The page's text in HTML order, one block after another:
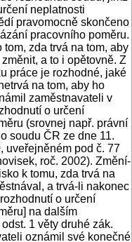
neplatnosti
pravomocně skončeno
pracovního poměru.
zda trvá na tom, aby
a to i opětovně. Z
práce je rozhodné, jaké
na tom, aby ho
zaměstnavateli v
o určení
(srovnej např. právní
soudu ČR ze dne 11.
uveřejněném pod č. 77
roč. 2002). Změní-
k tomu, zda trvá na
a trvá-li nakonec
o určení
na dalším
1 věty druhé zák.
oznámil své konečné